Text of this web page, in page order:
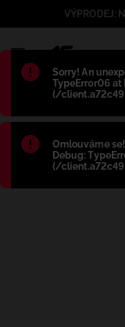
Błąd:
Sorry! An
TypeError06 at
(/
Błąd:
Omlouváme
Debug:
(/
VÝPRODEJ: